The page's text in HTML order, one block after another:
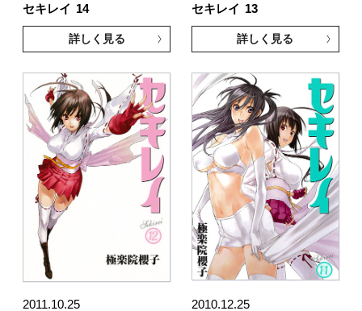
セキレイ 14
詳しく見る
セキレイ 13
詳しく見る
2011.10.25
2010.12.25